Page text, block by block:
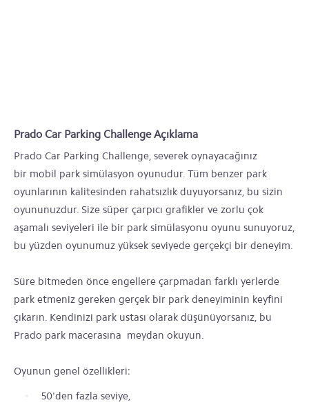
Prado Car Parking Challenge Açıklama
Prado Car Parking Challenge, severek oynayacağınız
bir mobil park simülasyon oyunudur. Tüm benzer park
oyunlarının kalitesinden rahatsızlık duyuyorsanız, bu sizin
oyununuzdur. Size süper çarpıcı grafikler ve zorlu çok
aşamalı seviyeleri ile bir park simülasyonu oyunu sunuyoruz,
bu yüzden oyunumuz yüksek seviyede gerçekçi bir deneyim.
Süre bitmeden önce engellere çarpmadan farklı yerlerde
park etmeniz gereken gerçek bir park deneyiminin keyfini
çıkarın. Kendinizi park ustası olarak düşünüyorsanız, bu
Prado park macerasına meydan okuyun.
Oyunun genel özellikleri:
50'den fazla seviye,